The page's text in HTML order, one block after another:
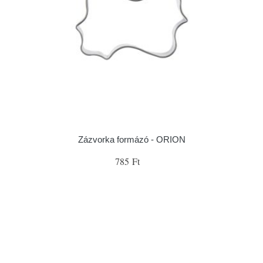
Zázvorka formázó - ORION
785 Ft